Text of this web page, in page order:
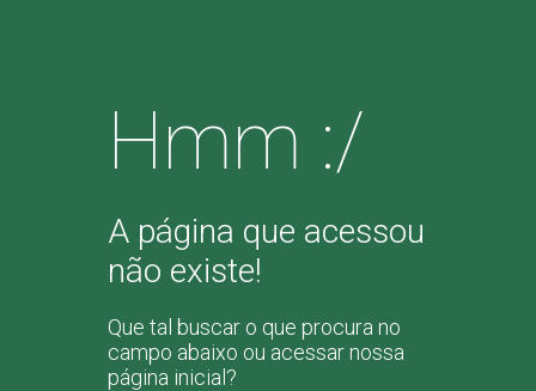
Hmm :/
A página que acessou
não existe!
Que tal buscar o que procura no
campo abaixo ou acessar nossa
página inicial?